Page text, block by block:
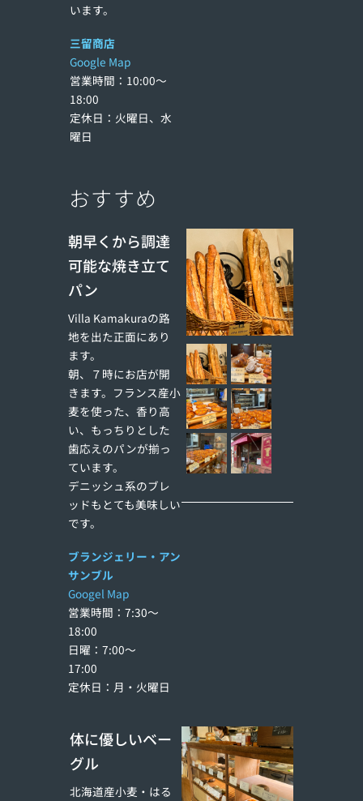
います。
三留商店
Google Map
営業時間：10:00〜
18:00
定休日：火曜日、水
曜日
おすすめ
朝早くから調達
可能な焼き立て
パン
Villa Kamakuraの路
地を出た正面にあり
ます。
朝、７時にお店が開
きます。フランス産小
麦を使った、香り高
い、もっちりとした
歯応えのパンが揃っ
ています。
デニッシュ系のブレ
ッドもとても美味しい
です。
ブランジェリー・アン
サンブル
Googel Map
営業時間：7:30～
18:00
日曜：7:00〜
17:00
定休日：月・火曜日
体に優しいベー
グル
北海道産小麦・はる